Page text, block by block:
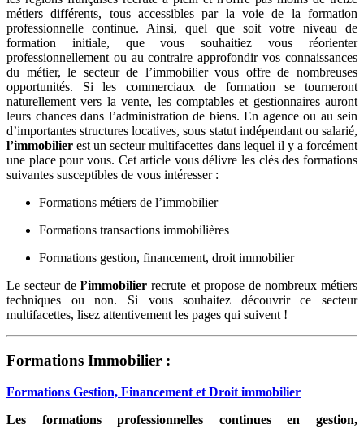
métiers différents, tous accessibles par la voie de la formation
professionnelle continue. Ainsi, quel que soit votre niveau de
formation initiale, que vous souhaitiez vous réorienter
professionnellement ou au contraire approfondir vos connaissances
du métier, le secteur de l’immobilier vous offre de nombreuses
opportunités. Si les commerciaux de formation se tourneront
naturellement vers la vente, les comptables et gestionnaires auront
leurs chances dans l’administration de biens. En agence ou au sein
d’importantes structures locatives, sous statut indépendant ou salarié,
l’immobilier est un secteur multifacettes dans lequel il y a forcément
une place pour vous. Cet article vous délivre les clés des formations
suivantes susceptibles de vous intéresser :
Formations métiers de l’immobilier
Formations transactions immobilières
Formations gestion, financement, droit immobilier
Le secteur de l’immobilier recrute et propose de nombreux métiers
techniques ou non. Si vous souhaitez découvrir ce secteur
multifacettes, lisez attentivement les pages qui suivent !
Formations Immobilier :
Formations Gestion, Financement et Droit immobilier
Les formations professionnelles continues en gestion,